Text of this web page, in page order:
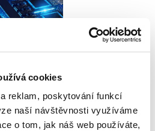
cookies
reklam, poskytování funkcí
naší návštěvnosti využíváme
o tom, jak náš web používáte,